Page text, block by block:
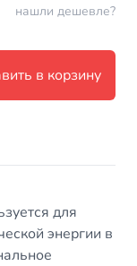
нашли дешевле?
в корзину
для
энергии в